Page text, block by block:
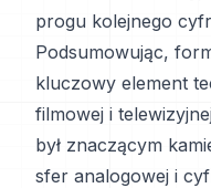
progu kolejnego
Podsumowując,
kluczowy element
filmowej i
był znaczącym
sfer analogowej i